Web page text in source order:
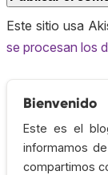
Este sitio usa
se procesan los
Bienvenido
Este es el
informamos
compartimos